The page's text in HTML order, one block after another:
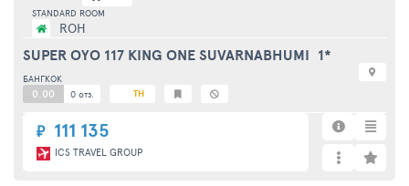
₽ 111 135
ICS TRAVEL GROUP
STANDARD ROOM
ROH
SUPER OYO 117 KING ONE SUVARNABHUMI 1*
БАНГКОК
0.00 0 отз. TH